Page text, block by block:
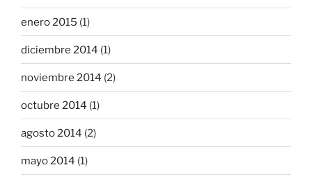
enero 2015 (1)
diciembre 2014 (1)
noviembre 2014 (2)
octubre 2014 (1)
agosto 2014 (2)
mayo 2014 (1)